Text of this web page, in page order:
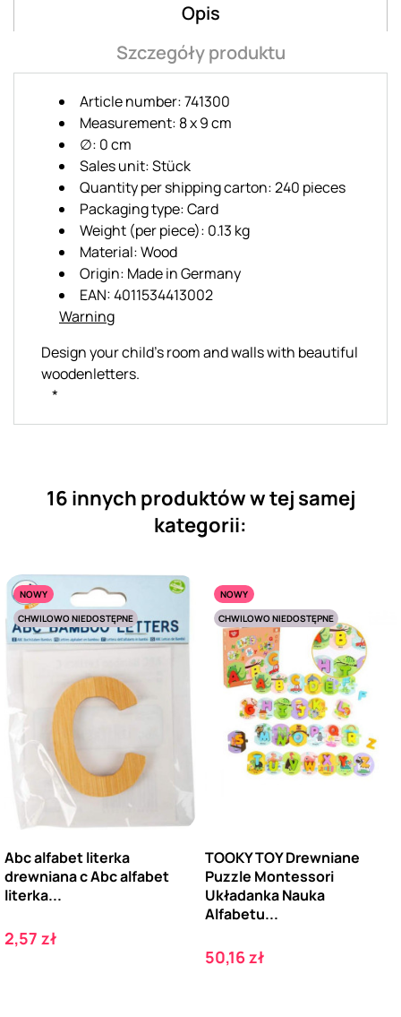
Opis
Szczegóły produktu
Article number: 741300
Measurement: 8 x 9 cm
∅: 0 cm
Sales unit: Stück
Quantity per shipping carton: 240 pieces
Packaging type: Card
Weight (per piece): 0.13 kg
Material: Wood
Origin: Made in Germany
EAN: 4011534413002
Warning
Design your child's room and walls with beautiful
woodenletters.
*
16 innych produktów w tej samej
kategorii:
NOWY
CHWILOWO NIEDOSTĘPNE
Abc alfabet literka
drewniana c Abc alfabet
literka...
Cena
2,57 zł
NOWY
CHWILOWO NIEDOSTĘPNE
TOOKY TOY Drewniane
Puzzle Montessori
Układanka Nauka
Alfabetu...
Cena
50,16 zł